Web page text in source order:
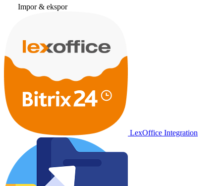
Impor & ekspor
LexOffice Integration